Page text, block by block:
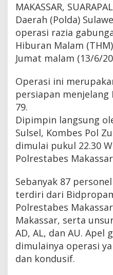
MAKASSAR,
Daerah (Polda)
operasi razia
Hiburan Malam
Jumat malam (13/6/
Operasi ini
persiapan menjelang
79.
Dipimpin langsung
Sulsel, Kombes Pol
dimulai pukul 22.30
Polrestabes
Sebanyak 87
terdiri dari
Polrestabes
Makassar, serta
AD, AL, dan AU. Apel
dimulainya operasi
dan kondusif.